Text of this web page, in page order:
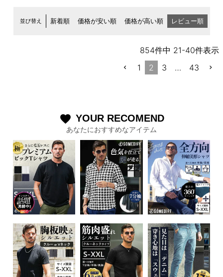
並び替え 新着順 価格が安い順 価格が高い順 レビュー順
854件中 21-40件表示
1
2 3 … 43
favorite YOUR RECOMEND
あなたにおすすめなアイテム